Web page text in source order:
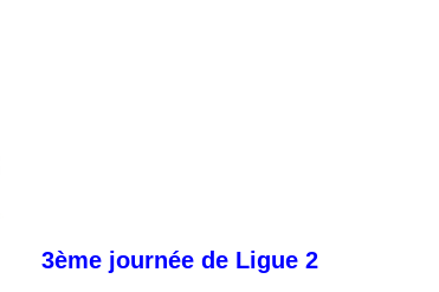
3ème journée de Ligue 2